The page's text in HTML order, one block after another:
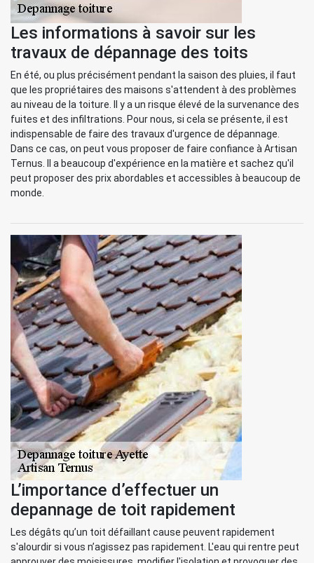
Les informations à savoir sur les
travaux de dépannage des toits
En été, ou plus précisément pendant la saison des pluies, il faut
que les propriétaires des maisons s'attendent à des problèmes
au niveau de la toiture. Il y a un risque élevé de la survenance des
fuites et des infiltrations. Pour nous, si cela se présente, il est
indispensable de faire des travaux d'urgence de dépannage.
Dans ce cas, on peut vous proposer de faire confiance à Artisan
Ternus. Il a beaucoup d'expérience en la matière et sachez qu'il
peut proposer des prix abordables et accessibles à beaucoup de
monde.
L’importance d’effectuer un
depannage de toit rapidement
Les dégâts qu’un toit défaillant cause peuvent rapidement
s'alourdir si vous n’agissez pas rapidement. L'eau qui rentre peut